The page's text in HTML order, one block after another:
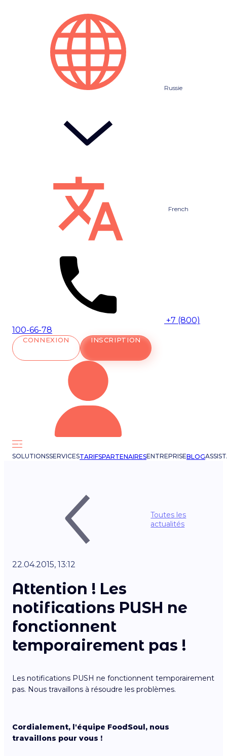
Russie
French
+7 (800)
100-66-78
CONNEXION INSCRIPTION
SOLUTIONSSERVICESTARIFSPARTENAIRESENTREPRISEBLOG
Toutes les
actualités
22.04.2015, 13:12
Attention ! Les
notifications PUSH ne
fonctionnent
temporairement pas !
Les notifications PUSH ne fonctionnent temporairement
pas. Nous travaillons à résoudre les problèmes.
Cordialement, l'équipe FoodSoul, nous
travaillons pour vous !